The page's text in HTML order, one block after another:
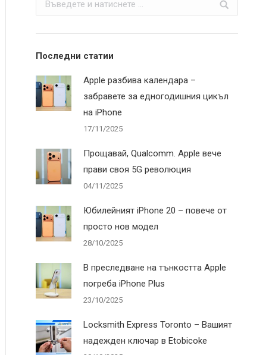
Последни статии
Apple разбива календара –
забравете за едногодишния цикъл
на iPhone
17/11/2025
Прощавай, Qualcomm. Apple вече
прави своя 5G революция
04/11/2025
Юбилейният iPhone 20 – повече от
просто нов модел
28/10/2025
В преследване на тънкостта Apple
погреба iPhone Plus
23/10/2025
Locksmith Express Toronto – Вашият
надежден ключар в Etobicoke